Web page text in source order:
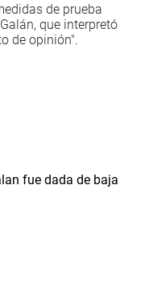
de prueba
que interpretó
de opinión".